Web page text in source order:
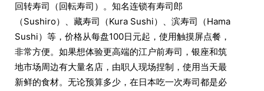
回转寿司（回転寿司）。知名连锁有寿司郎
（Sushiro）、藏寿司（Kura Sushi）、滨寿司（Hama
Sushi）等，价格从每盘100日元起，使用触摸屏点餐，
非常方便。如果想体验更高端的江户前寿司，银座和筑
地市场周边有大量名店，由职人现场捏制，使用当天最
新鲜的食材。无论预算多少，在日本吃一次寿司都是必